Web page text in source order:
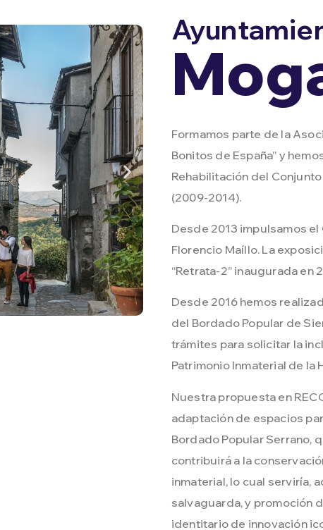
Formamos parte de la
Bonitos de España” y
Rehabilitación del
(2009-2014).
Desde 2013 impulsamos
Florencio Maíllo. La
“Retrata-2” inaugurada en
Desde 2016 hemos
del Bordado Popular de
trámites para solicitar la
Patrimonio Inmaterial de la
Nuestra propuesta en
adaptación de espacios
Bordado Popular Serrano,
contribuirá a la
inmaterial, lo cual serviría,
salvaguarda, y promoción
identitario de innovación